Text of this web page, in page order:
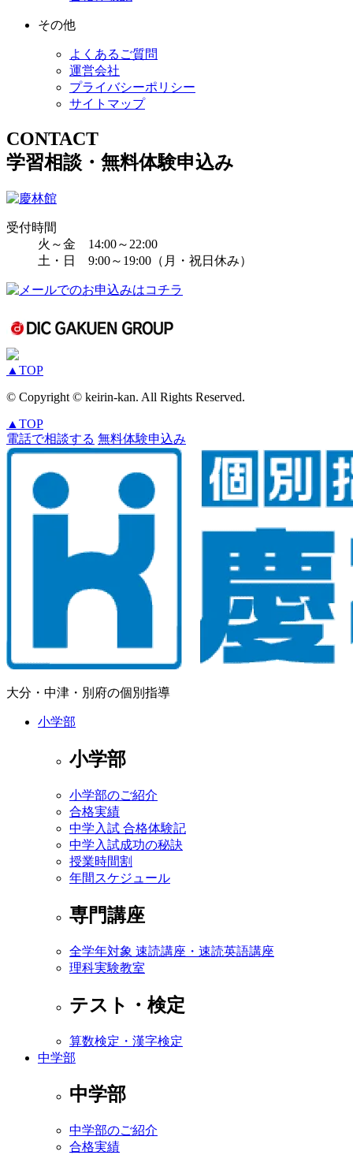
その他
よくあるご質問
運営会社
プライバシーポリシー
サイトマップ
CONTACT
学習相談・無料体験申込み
受付時間
火～金 14:00～22:00
土・日 9:00～19:00（月・祝日休み）
▲ TOP
© Copyright © keirin-kan. All Rights Reserved.
▲ TOP
電話で相談する 無料体験申込み
大分・中津・別府の個別指導
小学部
小学部
小学部のご紹介
合格実績
中学入試 合格体験記
中学入試成功の秘訣
授業時間割
年間スケジュール
専門講座
全学年対象 速読講座・速読英語講座
理科実験教室
テスト・検定
算数検定・漢字検定
中学部
中学部
中学部のご紹介
合格実績